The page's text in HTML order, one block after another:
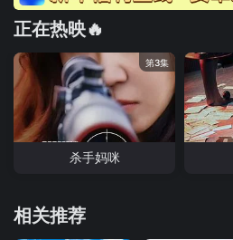
正在热映🔥
第3集
杀手妈咪
相关推荐